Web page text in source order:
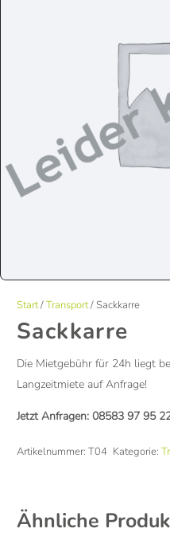
Start/Transport/ Sackkarre
Sackkarre
Die Mietgebühr für 24h liegt
Langzeitmiete auf Anfrage!
Jetzt Anfragen: 08583 97 95
Artikelnummer: T04 Kategorie:
Ähnliche